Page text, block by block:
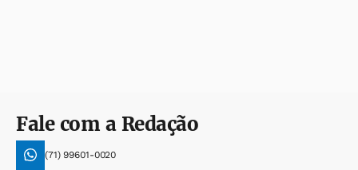
Fale com a Redação
(71) 99601-0020